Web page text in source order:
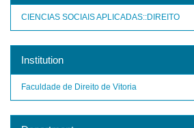
CIENCIAS SOCIAIS APLICADAS::DIREITO
Institution
Faculdade de Direito de Vitoria